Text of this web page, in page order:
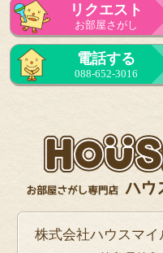
リクエスト
お部屋さがし
電話する
088-652-3016
株式会社ハウスマイ